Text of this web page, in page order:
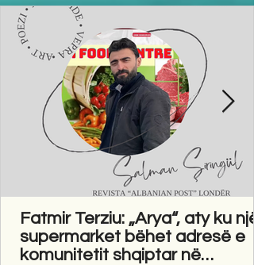
Fatmir Terziu: „Arya“, aty ku një
supermarket bëhet adresë e
komunitetit shqiptar në